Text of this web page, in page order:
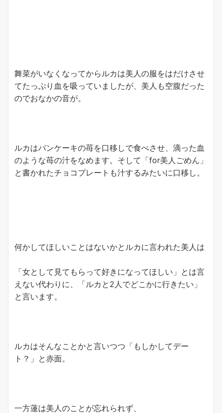
舞菜がいなくなってからルカは美人の服をはだけさせ
てたっぷり血を吸っていましたが、美人も空腹だった
のでおなかの音が。
ルカはパンケーキの苺を口移しで食べさせ、滴った血
のような苺の汁をなめます。そして「for美人ごめん」
と書かれたチョコプレートも汁するみたいに口移し。
何かしてほしいことはないかとルカに言われた美人は
「女として見てもらって好きになってほしい」とは言
えない代わりに、「ルカと2人でどこかに行きたい」
と言います。
ルカはそんなことかと言いつつ「もしかしてデー
ト？」と赤面。
一方蓮は美人のことが忘れられず、